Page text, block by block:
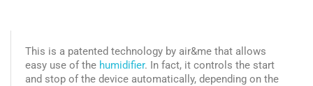
This is a patented technology by air&me that allows
easy use of the humidifier. In fact, it controls the start
and stop of the device automatically, depending on the